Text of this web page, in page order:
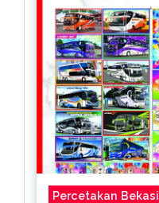
Percetakan Bekasi